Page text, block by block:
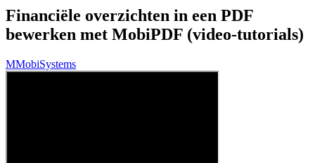
Financiële overzichten in een PDF
bewerken met MobiPDF (video-tutorials)
MMobiSystems